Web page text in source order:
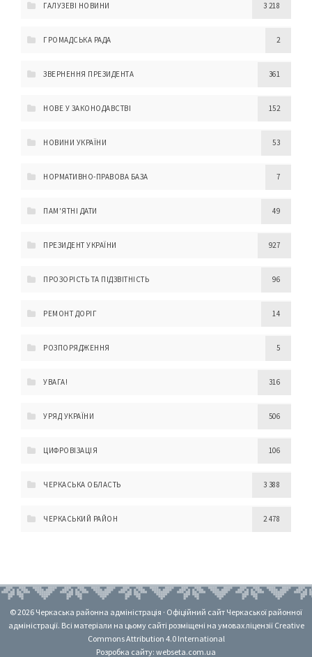
ГАЛУЗЕВІ НОВИНИ 3 218
ГРОМАДСЬКА РАДА 2
ЗВЕРНЕННЯ ПРЕЗИДЕНТА 361
НОВЕ У ЗАКОНОДАВСТВІ 152
НОВИНИ УКРАЇНИ 53
НОРМАТИВНО-ПРАВОВА БАЗА 7
ПАМ'ЯТНІ ДАТИ 49
ПРЕЗИДЕНТ УКРАЇНИ 927
ПРОЗОРІСТЬ ТА ПІДЗВІТНІСТЬ 96
РЕМОНТ ДОРІГ 14
РОЗПОРЯДЖЕННЯ 5
УВАГА! 316
УРЯД УКРАЇНИ 506
ЦИФРОВІЗАЦІЯ 106
ЧЕРКАСЬКА ОБЛАСТЬ 3 388
ЧЕРКАСЬКИЙ РАЙОН 2 478
© 2026 Черкаська районна адміністрація · Офіційний сайт Черкаської районної
адміністрації. Всі матеріали на цьому сайті розміщені на умовах ліцензії Creative
Commons Attribution 4.0 International
Розробка сайту: webseta.com.ua